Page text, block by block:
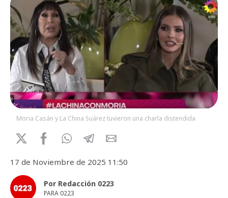
Moria Casán y La China Suárez tuvieron una charla distendida
17 de Noviembre de 2025 11:50
Por Redacción 0223
PARA 0223